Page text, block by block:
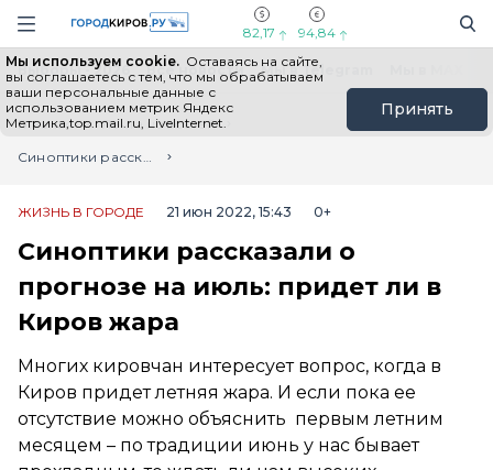
Навигация сайта
82,17 94,84
Мы используем cookie. Оставаясь на сайте,
вы соглашаетесь с тем, что мы обрабатываем
ваши персональные данные с
использованием метрик Яндекс
Метрика,top.mail.ru, LiveInternet.
Принять
Выборы - 2026 Все новости Мы в Telegram
Главная
Лента новостей
Синоптики рассказали о прогнозе на июль: придет ли в Киров жара
ЖИЗНЬ В ГОРОДЕ 21 июн 2022, 15:43 0+
Синоптики рассказали о
прогнозе на июль: придет ли в
Киров жара
Многих кировчан интересует вопрос, когда в
Киров придет летняя жара. И если пока ее
отсутствие можно объяснить первым летним
месяцем – по традиции июнь у нас бывает